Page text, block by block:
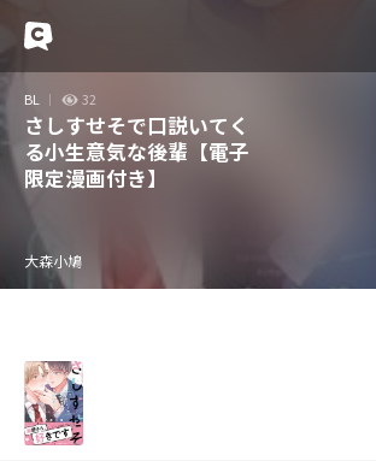
BL 32
さしすせそで口説いてく
る小生意気な後輩【電子
限定漫画付き】
大森小鳩